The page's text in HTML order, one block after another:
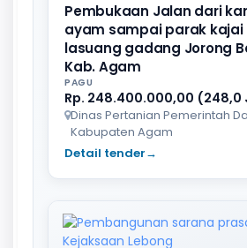
Pembukaan Jalan dari
ayam sampai parak
lasuang gadang Jorong
Kab. Agam
PAGU
Rp. 248.400.000,00 (248,0
Dinas Pertanian Pemerintah
Kabupaten Agam
Detail tender→